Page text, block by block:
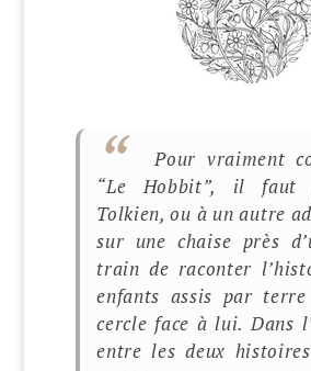
Pour vraiment
“Le Hobbit”, il faut
Tolkien, ou à un autre
sur une chaise près
train de raconter
enfants assis par
cercle face à lui. Dans
entre les deux